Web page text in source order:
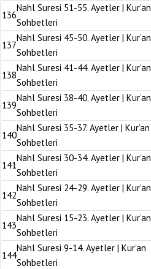
136
Nahl Suresi 51-55. Ayetler | Kur’an
Sohbetleri
137
Nahl Suresi 45-50. Ayetler | Kur’an
Sohbetleri
138
Nahl Suresi 41-44. Ayetler | Kur’an
Sohbetleri
139
Nahl Suresi 38-40. Ayetler | Kur’an
Sohbetleri
140
Nahl Suresi 35-37. Ayetler | Kur’an
Sohbetleri
141
Nahl Suresi 30-34. Ayetler | Kur’an
Sohbetleri
142
Nahl Suresi 24-29. Ayetler | Kur’an
Sohbetleri
143
Nahl Suresi 15-23. Ayetler | Kur’an
Sohbetleri
144
Nahl Suresi 9-14. Ayetler | Kur’an
Sohbetleri